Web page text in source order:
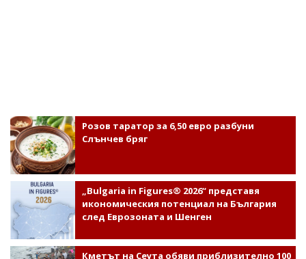
Розов таратор за 6,50 евро разбуни
Слънчев бряг
„Bulgaria in Figures® 2026“ представя
икономическия потенциал на България
след Еврозоната и Шенген
Кметът на Сеута обяви приблизително 100